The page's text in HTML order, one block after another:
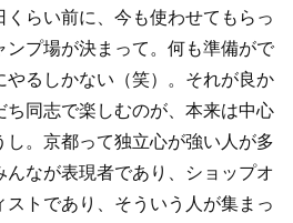
らい前に、今も使わせてもらっ
プ場が決まって。何も準備がで
やるしかない（笑）。それが良か
ち同志で楽しむのが、本来は中心
。京都って独立心が強い人が多
んなが表現者であり、ショップオ
トであり、そういう人が集まっ